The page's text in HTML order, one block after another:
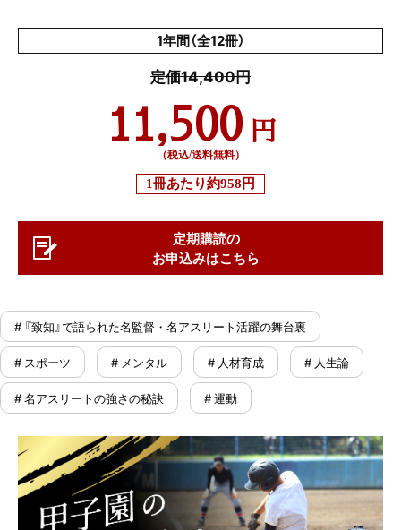
1年間（全12冊）
定価14,400円
11,500 円
（税込/送料無料）
1冊あたり約958円
定期購読の
お申込みはこちら
# 『致知』で語られた名監督・名アスリート活躍の舞台裏
# スポーツ # メンタル # 人材育成 # 人生論
# 名アスリートの強さの秘訣 # 運動